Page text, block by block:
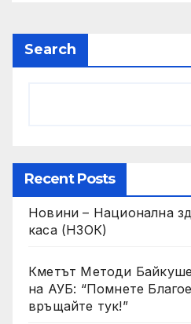
Search
Recent Posts
Новини – Национална
каса (НЗОК)
Кметът Методи
на АУБ: “Помнете
връщайте тук!”